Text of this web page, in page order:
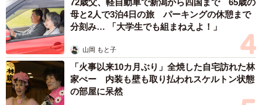
72歳父、軽自動車で新潟から四国まで 65歳の
母と2人で3泊4日の旅 パーキングの休憩まで
分刻み… 「大学生でも組まねえよ！」
山岡 もと子
「火事以来10カ月ぶり」全焼した自宅訪れた林
家ぺー 内装も壁も取り払われスケルトン状態
の部屋に呆然